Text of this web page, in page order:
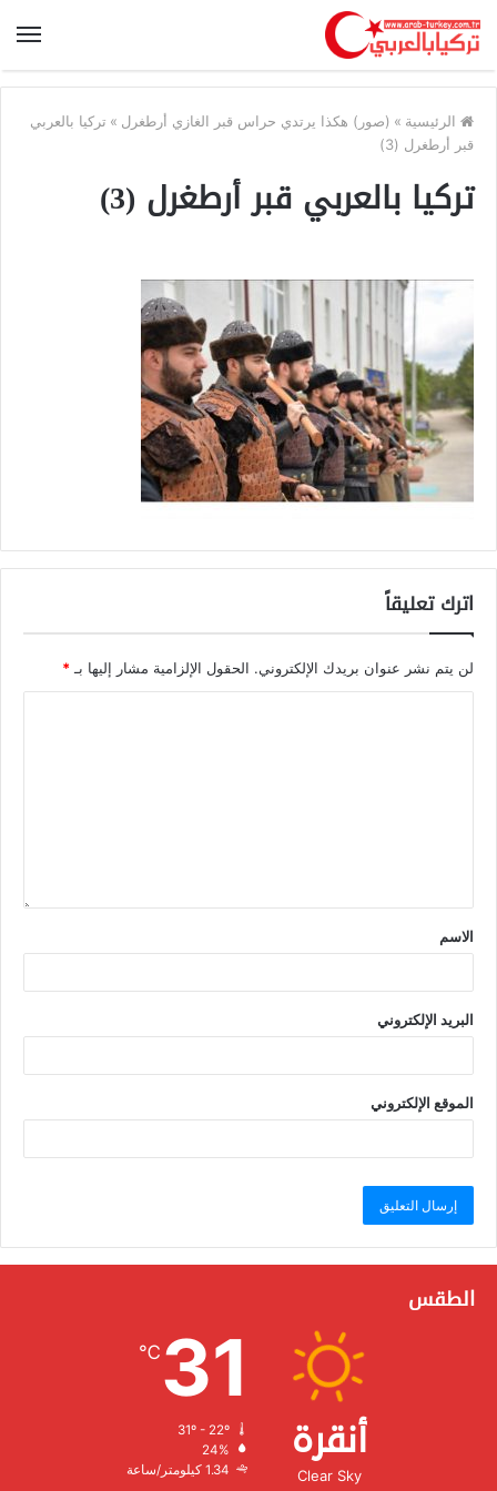
الرئيسية » (صور) هكذا يرتدي حراس قبر الغازي أرطغرل » تركيا بالعربي
قبر أرطغرل (3)
تركيا بالعربي قبر أرطغرل (3)
اترك تعليقاً
لن يتم نشر عنوان بريدك الإلكتروني. الحقول الإلزامية مشار إليها بـ *
الاسم
البريد الإلكتروني
الموقع الإلكتروني
الطقس
أنقرة
Clear Sky
31
℃
الرطوبة:
الرياح: